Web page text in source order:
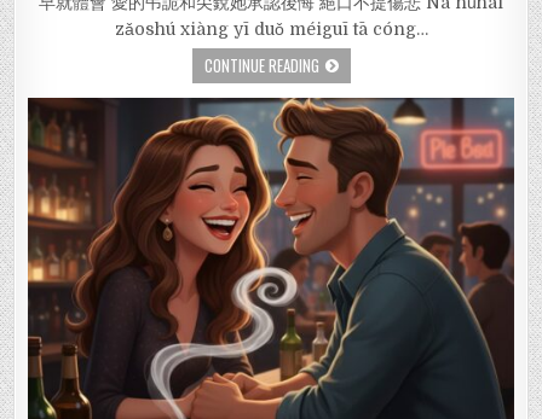
zǎoshú xiàng yī duǒ méiguī tā cóng…
CONTINUE READING